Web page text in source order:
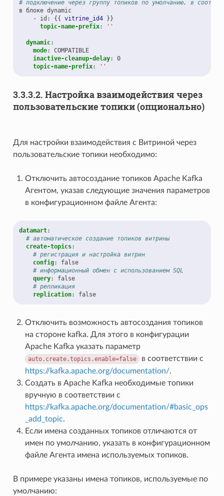
# подключение через группу топиков по умолчанию, в
в блоке dynamic
- id : {{ vitrine_id4
}}
topic-name-prefix: ''
dynamic:
mode:
COMPATIBLE
inactive-cleanup-delay:
0
topic-name-prefix: ''
3.3.3.2. Настройка взаимодействия через
пользовательские топики (опционально)
Для настройки взаимодействия с Витриной через
пользовательские топики необходимо:
Отключить автосоздание топиков Apache Kafka
Агентом, указав следующие значения параметров
в конфигурационном файле Агента:
datamart:
# автоматическое создание топиков витрины
create-topics:
# регистрация и настройка витрин
config:
false
# информационный обмен с использованием SQL
query:
false
# репликация
replication: false
Отключить возможность автосоздания топиков
на стороне kafka. Для этого в конфигурации
Apache Kafka указать параметр
auto.create.topics.enable=false в соответствии с
https://kafka.apache.org/documentation/.
Создать в Apache Kafka необходимые топики
вручную в соответствии с
https://kafka.apache.org/documentation/#basic_ops
_add_topic.
Если имена созданных топиков отличаются от
имен по умолчанию, указать в конфигурационном
файле Агента имена используемых топиков.
В примере указаны имена топиков, используемые по
умолчанию: